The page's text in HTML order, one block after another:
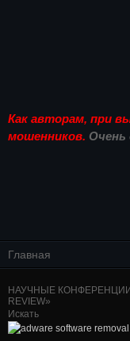
Как авторам, при
мошенников. Очень
Главная
НАУЧНЫЕ КОНФЕРЕНЦИИ
REVIEW»
Искать